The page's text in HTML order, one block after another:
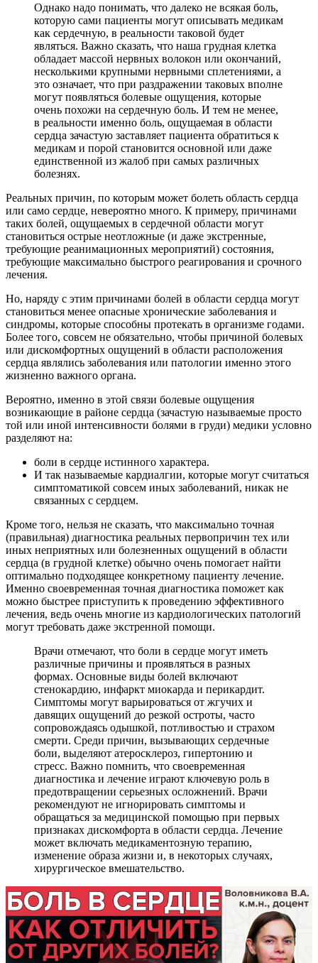
Однако надо понимать, что далеко не всякая боль,
которую сами пациенты могут описывать медикам
как сердечную, в реальности таковой будет
являться. Важно сказать, что наша грудная клетка
обладает массой нервных волокон или окончаний,
несколькими крупными нервными сплетениями, а
это означает, что при раздражении таковых вполне
могут появляться болевые ощущения, которые
очень похожи на сердечную боль. И тем не менее,
в реальности именно боль, ощущаемая в области
сердца зачастую заставляет пациента обратиться к
медикам и порой становится основной или даже
единственной из жалоб при самых различных
болезнях.
Реальных причин, по которым может болеть область сердца
или само сердце, невероятно много. К примеру, причинами
таких болей, ощущаемых в сердечной области могут
становиться острые неотложные (и даже экстренные,
требующие реанимационных мероприятий) состояния,
требующие максимально быстрого реагирования и срочного
лечения.
Но, наряду с этим причинами болей в области сердца могут
становиться менее опасные хронические заболевания и
синдромы, которые способны протекать в организме годами.
Более того, совсем не обязательно, чтобы причиной болевых
или дискомфортных ощущений в области расположения
сердца являлись заболевания или патологии именно этого
жизненно важного органа.
Вероятно, именно в этой связи болевые ощущения
возникающие в районе сердца (зачастую называемые просто
той или иной интенсивности болями в груди) медики условно
разделяют на:
боли в сердце истинного характера.
И так называемые кардиалгии, которые могут считаться
симптоматикой совсем иных заболеваний, никак не
связанных с сердцем.
Кроме того, нельзя не сказать, что максимально точная
(правильная) диагностика реальных первопричин тех или
иных неприятных или болезненных ощущений в области
сердца (в грудной клетке) обычно очень помогает найти
оптимально подходящее конкретному пациенту лечение.
Именно своевременная точная диагностика поможет как
можно быстрее приступить к проведению эффективного
лечения, ведь очень многие из кардиологических патологий
могут требовать даже экстренной помощи.
Врачи отмечают, что боли в сердце могут иметь
различные причины и проявляться в разных
формах. Основные виды болей включают
стенокардию, инфаркт миокарда и перикардит.
Симптомы могут варьироваться от жгучих и
давящих ощущений до резкой остроты, часто
сопровождаясь одышкой, потливостью и страхом
смерти. Среди причин, вызывающих сердечные
боли, выделяют атеросклероз, гипертонию и
стресс. Важно помнить, что своевременная
диагностика и лечение играют ключевую роль в
предотвращении серьезных осложнений. Врачи
рекомендуют не игнорировать симптомы и
обращаться за медицинской помощью при первых
признаках дискомфорта в области сердца. Лечение
может включать медикаментозную терапию,
изменение образа жизни и, в некоторых случаях,
хирургическое вмешательство.